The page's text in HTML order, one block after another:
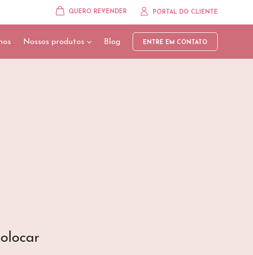
QUERO REVENDER PORTAL DO CLIENTE
Nossos produtos Blog ENTRE EM CONTATO